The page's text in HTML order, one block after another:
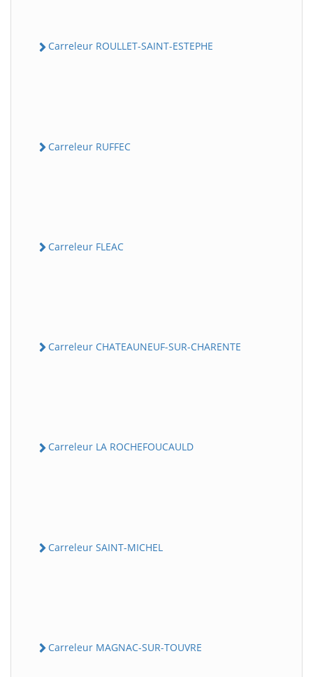
Carreleur ROULLET-SAINT-ESTEPHE
Carreleur RUFFEC
Carreleur FLEAC
Carreleur CHATEAUNEUF-SUR-CHARENTE
Carreleur LA ROCHEFOUCAULD
Carreleur SAINT-MICHEL
Carreleur MAGNAC-SUR-TOUVRE